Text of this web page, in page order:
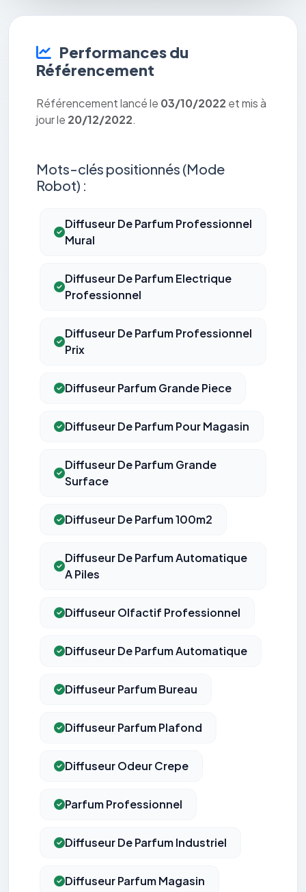
Performances du
Référencement
Référencement lancé le 03/10/2022 et mis à
jour le 20/12/2022.
Mots-clés positionnés (Mode
Robot) :
Diffuseur De Parfum Professionnel
Mural
Diffuseur De Parfum Electrique
Professionnel
Diffuseur De Parfum Professionnel
Prix
Diffuseur Parfum Grande Piece
Diffuseur De Parfum Pour Magasin
Diffuseur De Parfum Grande
Surface
Diffuseur De Parfum 100m2
Diffuseur De Parfum Automatique
A Piles
Diffuseur Olfactif Professionnel
Diffuseur De Parfum Automatique
Diffuseur Parfum Bureau
Diffuseur Parfum Plafond
Diffuseur Odeur Crepe
Parfum Professionnel
Diffuseur De Parfum Industriel
Diffuseur Parfum Magasin